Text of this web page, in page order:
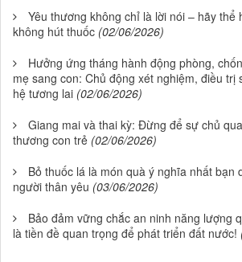
Yêu thương không chỉ là lời nói – hãy thể
không hút thuốc (02/06/2026)
Hưởng ứng tháng hành động phòng,
mẹ sang con: Chủ động xét nghiệm, điều trị
hệ tương lai (02/06/2026)
Giang mai và thai kỳ: Đừng để sự chủ
thương con trẻ (02/06/2026)
Bỏ thuốc lá là món quà ý nghĩa nhất bạn
người thân yêu (03/06/2026)
Bảo đảm vững chắc an ninh năng lượng
là tiền đề quan trọng để phát triển đất nước!